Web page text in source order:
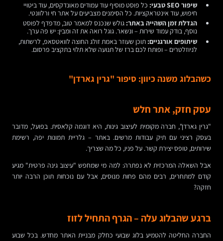
שיפור SEO טבעי:
כל פוסט מוסיף עוד עמודים מאונדקסים, עוד ביטויי
חיפוש, עוד אינטראקציות. כל הסימנים מצביעים על אתר חי ורלוונטי.
הגדלת זמן השהייה באתר: גולש שנכנס למאמר טוב, מדפדף לפוסט
נוסף, בודק עמוד שירות – ונשאר. גוגל רואה את זה ומבין: יש פה ערך.
שיתופים אורגניים: תוכן שעוזר באמת זולג החוצה לוואטסאפ, לרשתות,
לניוזלטרים – ופותח לכם ברז של תנועה שלא תלוי בתקציב פרסום.
כשהבלוג משנה כיוון: סיפור "גרין גארדן"
עסק חזק, אתר חלש
"גרין גארדן", חברה מקומית לעיצוב גינות, היא דוגמה קלאסית. בפועל, מדובר
בעסק רציני עם תיק עבודות מרשים. באתר – גלריית תמונות יפה, רשימת
שירותים, טופס יצירת קשר. על פניו, כל מה שצריך.
אבל השאלה המרכזית לא נפתרה: למה מי שמחפש "עיצוב גינה פרטית" מגיע
קודם למתחרים, רבים מהם פחות מנוסים, אבל עם נוכחות תוכן הרבה יותר
חזקה?
ברגע שהבלוג עלה – הגרף התחיל לזוז
החברה החליטה להטמיע בלוג שבועי כחלק מבניית האתר מחדש. בכל שבוע